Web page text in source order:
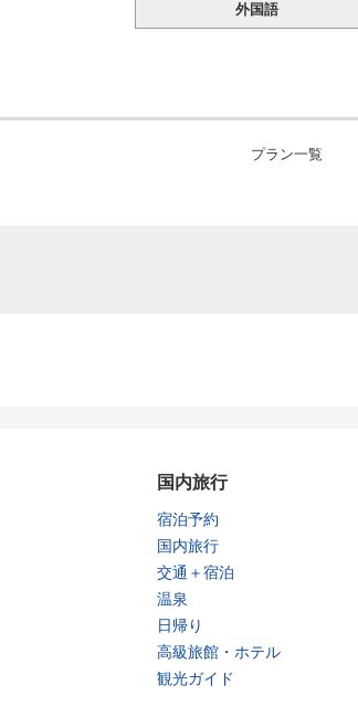
外国語
プラン一覧
国内旅行
宿泊予約
国内旅行
交通＋宿泊
温泉
日帰り
高級旅館・ホテル
観光ガイド